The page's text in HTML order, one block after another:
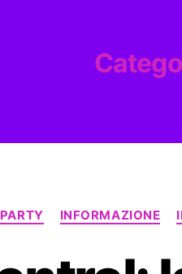
INFORMAZIONE